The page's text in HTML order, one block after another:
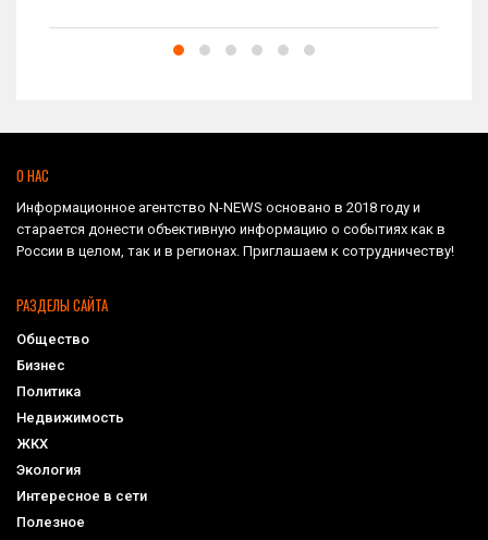
О НАС
Информационное агентство N-NEWS основано в 2018 году и
старается донести объективную информацию о событиях как в
России в целом, так и в регионах. Приглашаем к сотрудничеству!
РАЗДЕЛЫ САЙТА
Общество
Бизнес
Политика
Недвижимость
ЖКХ
Экология
Интересное в сети
Полезное